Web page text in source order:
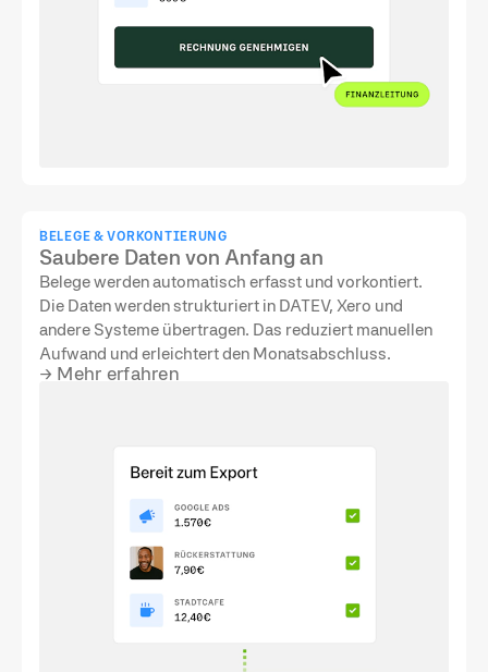
BELEGE & VORKONTIERUNG
Saubere Daten von Anfang an
Belege werden automatisch erfasst und vorkontiert.
Die Daten werden strukturiert in DATEV, Xero und
andere Systeme übertragen. Das reduziert manuellen
Aufwand und erleichtert den Monatsabschluss.
→ Mehr erfahren